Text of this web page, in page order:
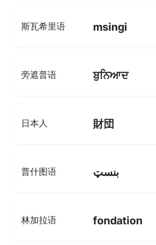
斯瓦希里语 msingi
旁遮普语 ਬੁਨਿਆਦ
日本人 財団
普什图语 بنسټ
林加拉语 fondation